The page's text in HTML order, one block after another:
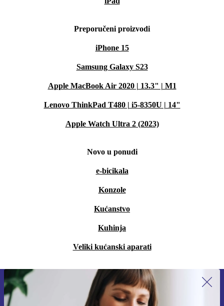
Preporučeni proizvodi
iPhone 15
Samsung Galaxy S23
Apple MacBook Air 2020 | 13.3" | M1
Lenovo ThinkPad T480 | i5-8350U | 14"
Apple Watch Ultra 2 (2023)
Novo u ponudi
e-bicikala
Konzole
Kućanstvo
Kuhinja
Veliki kućanski aparati
Prijavi se na newsletter!
Nikad više ne propusti ponudu.